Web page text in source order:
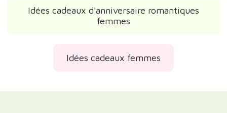
Idées cadeaux d'anniversaire romantiques
femmes
Idées cadeaux femmes